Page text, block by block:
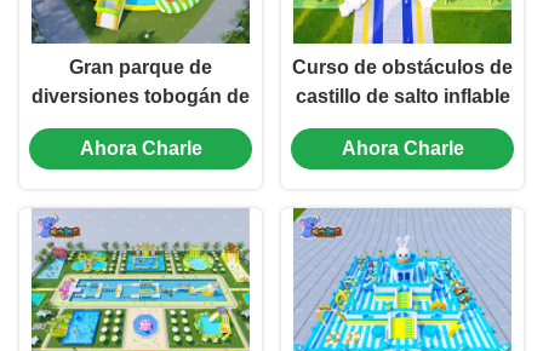
Gran parque de
diversiones tobogán de
agua inflable casa de
salto castillo de salto
Ahora Charle
Curso de obstáculos de
castillo de salto inflable
personalizado Rainbow
Water Park
Ahora Charle